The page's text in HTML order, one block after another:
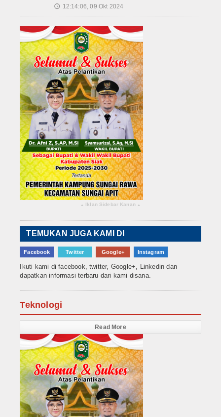
🕔 12:14:06, 09 Okt 2024
▴ Iklan Sidebar Kanan ▴
TEMUKAN JUGA KAMI DI
Facebook Twitter Google+ Instagram
Ikuti kami di facebook, twitter, Google+, Linkedin dan
dapatkan informasi terbaru dari kami disana.
Teknologi
Read More